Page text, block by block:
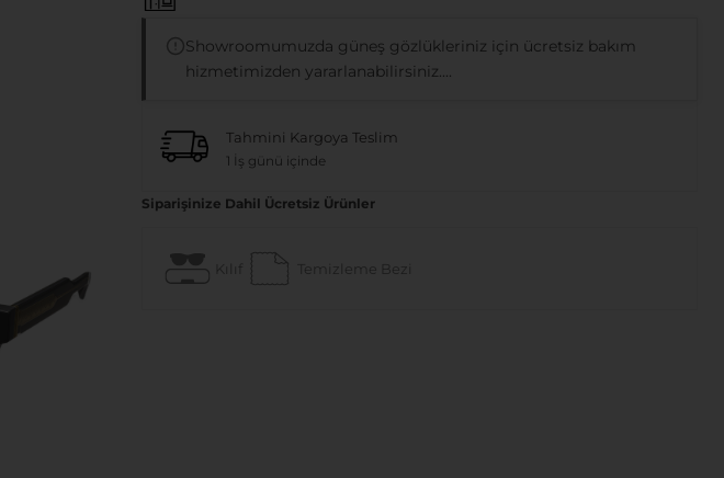
Showroomumuzda güneş gözlükleriniz için ücretsiz bakım
hizmetimizden yararlanabilirsiniz....
Tahmini Kargoya Teslim
1 İş günü içinde
Siparişinize Dahil Ücretsiz Ürünler
Kılıf Temizleme Bezi